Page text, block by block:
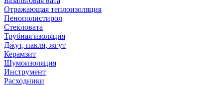
Отражающая теплоизоляция
Пенополистирол
Стекловата
Трубная изоляция
Джут, пакля, жгут
Керамзит
Шумоизоляция
Инструмент
Расходники